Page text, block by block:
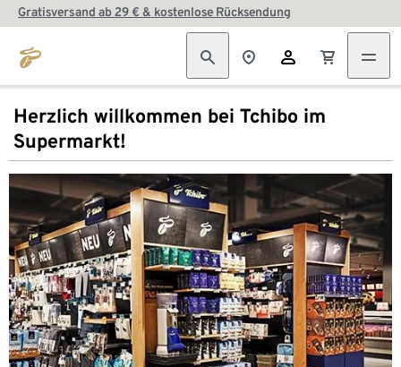
Gratisversand ab 29 € & kostenlose Rücksendung
Herzlich willkommen bei Tchibo im
Supermarkt!